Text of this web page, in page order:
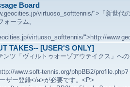
Board
virtuoso_softtennis/">「新世代
ーラム。
virtuoso_softtennis/">http://
TAKES-- [USER'S ONLY]
ンツ「ヴィルトゥオーゾアウテイクス」へ
www.soft-tennis.org/phpBB2/profile.php?
ザー登録</a>が必要です。<P>